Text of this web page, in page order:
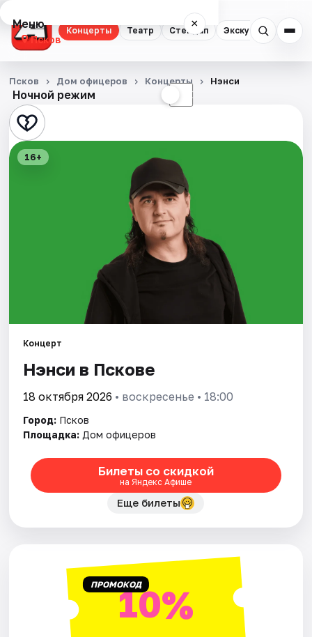
Концерты Театр Стендап Экскурсии
Меню ×
Псков
Концерты
Театр
Стендап
Рейтинги
Ночной режим ☾
Псков Дом офицеров Концерты Нэнси
16+
Концерт
Нэнси в Пскове
18 октября 2026 • воскресенье • 18:00
Город: Псков
Площадка: Дом офицеров
Билеты со скидкой
на Яндекс Афише
Еще билеты
ПРОМОКОД10%